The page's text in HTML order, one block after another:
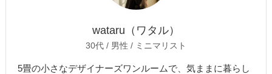
wataru（ワタル）
30代 / 男性 / ミニマリスト
5畳の小さなデザイナーズワンルームで、気ままに暮らし